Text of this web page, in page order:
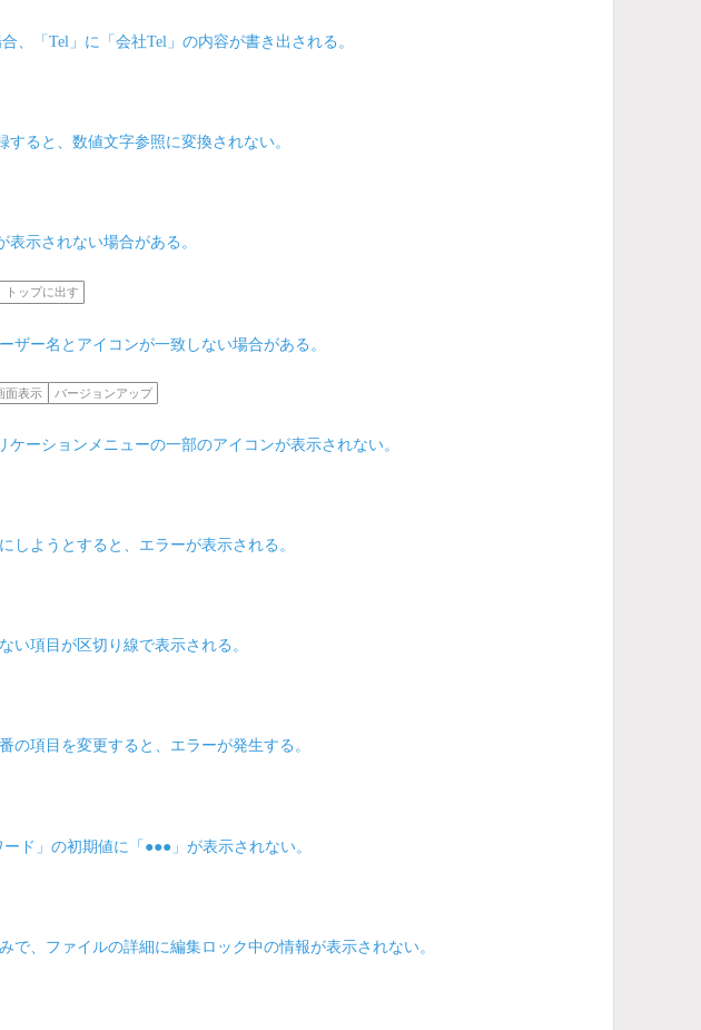
、「Tel」に「会社Tel」の内容が書き出される。
ると、数値文字参照に変換されない。
示されない場合がある。
トップに出す
ー名とアイコンが一致しない場合がある。
面表示 バージョンアップ
ーションメニューの一部のアイコンが表示されない。
しようとすると、エラーが表示される。
い項目が区切り線で表示される。
の項目を変更すると、エラーが発生する。
ド」の初期値に「●●●」が表示されない。
で、ファイルの詳細に編集ロック中の情報が表示されない。